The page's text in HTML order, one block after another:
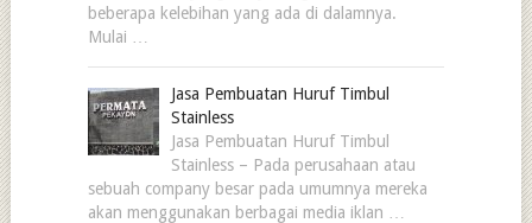
beberapa kelebihan yang ada di dalamnya.
Mulai …
Jasa Pembuatan Huruf Timbul
Stainless
Jasa Pembuatan Huruf Timbul
Stainless – Pada perusahaan atau
sebuah company besar pada umumnya mereka
akan menggunakan berbagai media iklan …